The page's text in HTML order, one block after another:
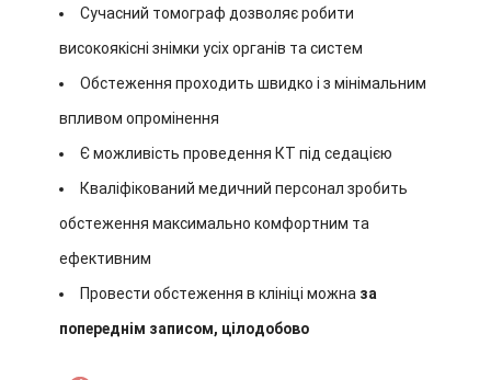
Сучасний томограф дозволяє робити
високоякісні знімки усіх органів та систем
Обстеження проходить швидко і з мінімальним
впливом опромінення
Є можливість проведення КТ під седацією
Кваліфікований медичний персонал зробить
обстеження максимально комфортним та
ефективним
Провести обстеження в клініці можна за
попереднім записом, цілодобово